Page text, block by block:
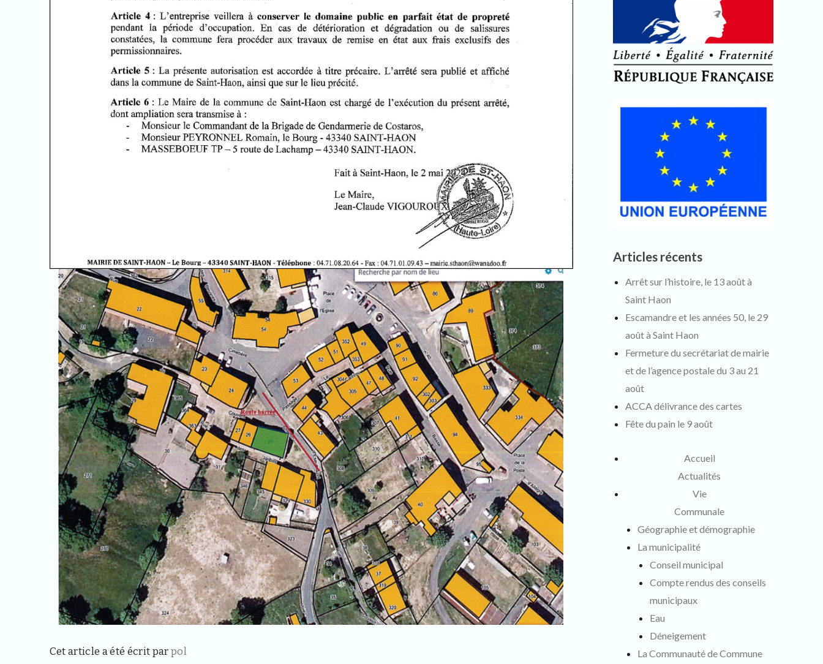
Cet article a été écrit parpol
Articles récents
Arrêt sur l’histoire, le 13 août à
Saint Haon
Escamandre et les années 50, le 29
août à Saint Haon
Fermeture du secrétariat de mairie
et de l’agence postale du 3 au 21
août
ACCA délivrance des cartes
Fête du pain le 9 août
Accueil
Actualités
Vie
Communale
Géographie et démographie
La municipalité
Conseil municipal
Compte rendus des conseils
municipaux
Eau
Déneigement
La Communauté de Commune